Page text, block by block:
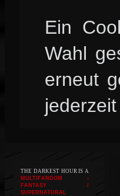
Ein
Wahl
erneut
THE DARKEST HOUR IS A
MULTIFANDOM -
FANTASY /
SUPERNATURAL